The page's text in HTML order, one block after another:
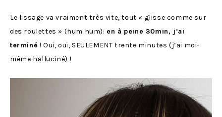
Le lissage va vraiment très vite, tout « glisse comme sur
des roulettes » (hum hum): en à peine 30min, j’ai
terminé ! Oui, oui, SEULEMENT trente minutes (j’ai moi-
même halluciné) !